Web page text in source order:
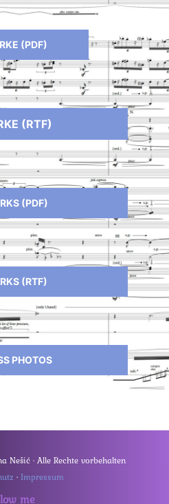
(PDF)
(RTF)
(PDF)
(RTF)
PHOTOS
· Alle Rechte vorbehalten
· Impressum
me